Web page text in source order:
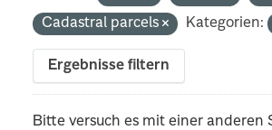
Cadastral parcels
Kategorien:
Ergebnisse filtern
Bitte versuch es mit einer anderen